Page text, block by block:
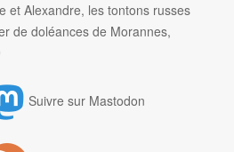
et Alexandre, les tontons russes
de doléances de Morannes,
Suivre sur Mastodon